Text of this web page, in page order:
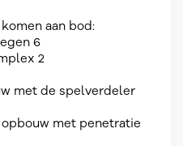
aan bod:
6
2
met de spelverdeler
met penetratie